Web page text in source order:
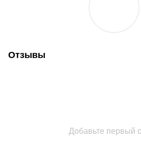
Отзывы
Добавьте первый